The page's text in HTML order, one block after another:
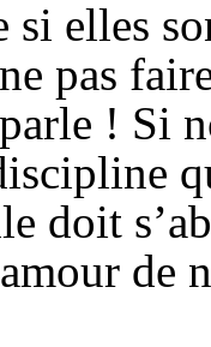
si elles
pas
! Si
doit
de